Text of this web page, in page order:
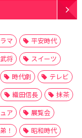
マ
平安時代
将
スイーツ
時代劇
テレビ
織田信長
抹茶
ア
展覧会
！
昭和時代